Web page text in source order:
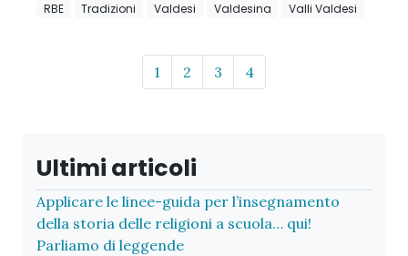
RBE
Tradizioni Valdesi Valdesina Valli Valdesi
Page
1 Page
2 Page
3 Page
4
Ultimi articoli
Applicare le linee-guida per l’insegnamento
della storia delle religioni a scuola… qui!
Parliamo di leggende